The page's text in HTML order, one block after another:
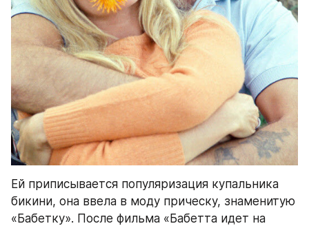
Ей приписывается популяризация купальника
бикини, она ввела в моду прическу, знаменитую
«Бабетку». После фильма «Бабетта идет на